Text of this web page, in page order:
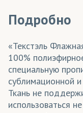
Подробно
«Текстэль
100%
специальную
сублимационной
Ткань не
использоваться